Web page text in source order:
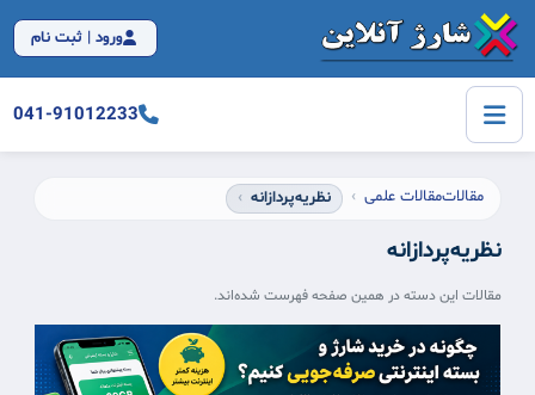
ورود | ثبت نام
041-91012233
مقالاتمقالات علمی نظریه‌پردازانه
نظریه‌پردازانه
مقالات این دسته در همین صفحه فهرست شده‌اند.